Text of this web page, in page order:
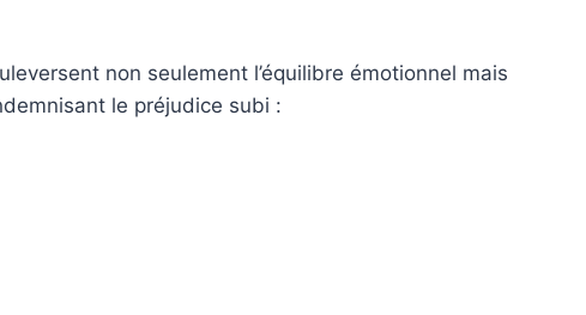
non seulement l’équilibre émotionnel mais
le préjudice subi :